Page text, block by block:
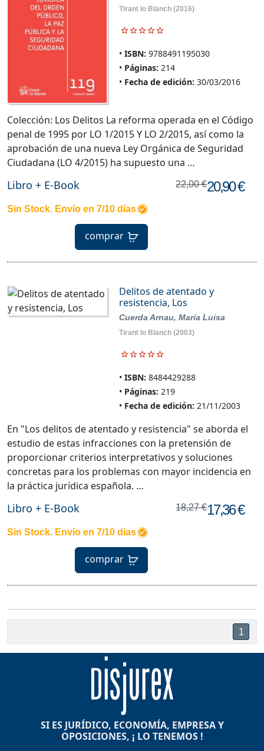
Tirant lo Blanch(2016)
ISBN: 9788491195030
Páginas: 214
Fecha de edición: 30/03/2016
Libro + E-Book 22,00 €20,90 €
Sin Stock. Envío en 7/10 días
comprar
Colección: Los Delitos La reforma operada en el Código
penal de 1995 por LO 1/2015 Y LO 2/2015, así como la
aprobación de una nueva Ley Orgánica de Seguridad
Ciudadana (LO 4/2015) ha supuesto una …
Delitos de atentado y
resistencia, Los
Cuerda Arnau, María Luisa
Tirant lo Blanch(2003)
ISBN: 8484429288
Páginas: 219
Fecha de edición: 21/11/2003
Libro + E-Book 18,27 €17,36 €
Sin Stock. Envío en 7/10 días
comprar
En "Los delitos de atentado y resistencia" se aborda el
estudio de estas infracciones con la pretensión de
proporcionar criterios interpretativos y soluciones
concretas para los problemas con mayor incidencia en
la práctica jurídica española. …
1
SI ES JURÍDICO, ECONOMÍA, EMPRESA Y
OPOSICIONES, ¡ LO TENEMOS !